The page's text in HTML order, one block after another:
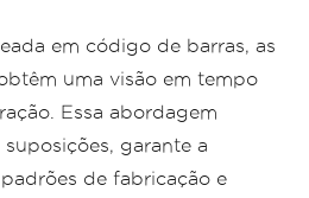
em código de barras, as
uma visão em tempo
Essa abordagem
garante a
de fabricação e